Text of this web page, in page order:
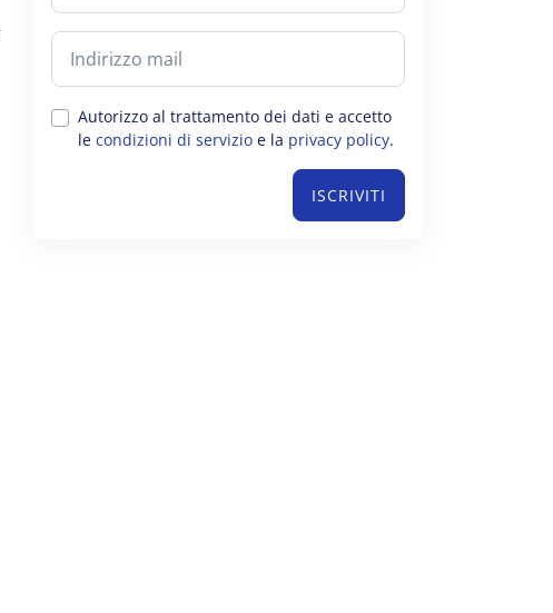
Autorizzo al trattamento dei dati e accetto
le condizioni di servizio e la privacy policy.
ISCRIVITI